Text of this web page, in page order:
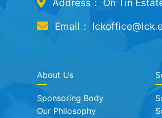
Address： On Tin
Email：
About Us
Sponsoring Body
Our Philosophy